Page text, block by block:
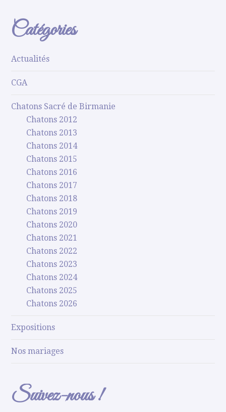
Catégories
Actualités
CGA
Chatons Sacré de Birmanie
Chatons 2012
Chatons 2013
Chatons 2014
Chatons 2015
Chatons 2016
Chatons 2017
Chatons 2018
Chatons 2019
Chatons 2020
Chatons 2021
Chatons 2022
Chatons 2023
Chatons 2024
Chatons 2025
Chatons 2026
Expositions
Nos mariages
Suivez-nous !